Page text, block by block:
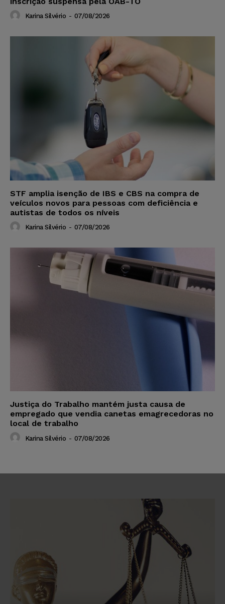
Karina Silvério - 07/08/2026
STF amplia isenção de IBS e CBS na compra de
veículos novos para pessoas com deficiência e
autistas de todos os níveis
Karina Silvério - 07/08/2026
Justiça do Trabalho mantém justa causa de
empregado que vendia canetas emagrecedoras no
local de trabalho
Karina Silvério - 07/08/2026